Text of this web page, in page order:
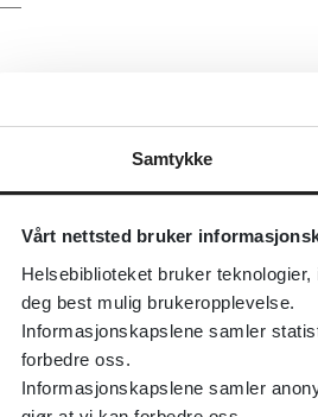
Samtykke
Vårt nettsted bruker
Helsebiblioteket bruker
deg best mulig brukeropplevelse.
Informasjonskapslene samler
forbedre oss.
Informasjonskapslene samler